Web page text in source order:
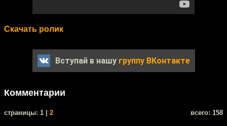
Скачать ролик
Вступай в нашу группу ВКонтакте
Комментарии
cтраницы: 1 | 2 всего: 158